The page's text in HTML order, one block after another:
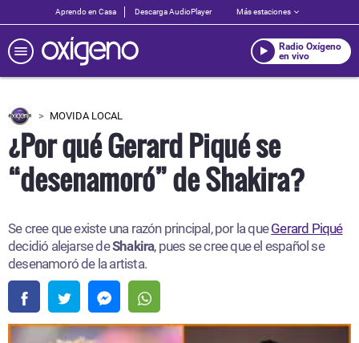
Aprendo en Casa Descarga AudioPlayer Más estaciones
Radio Oxígeno
en vivo
MOVIDA LOCAL
¿Por qué Gerard Piqué se
“desenamoró” de Shakira?
Se cree que existe una razón principal, por la queGerard Piqué
decidió alejarse deShakira, pues se cree que el español se
desenamoró de la artista.